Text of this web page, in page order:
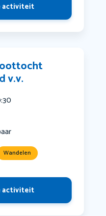
activiteit
v.v.
Wandelen
activiteit